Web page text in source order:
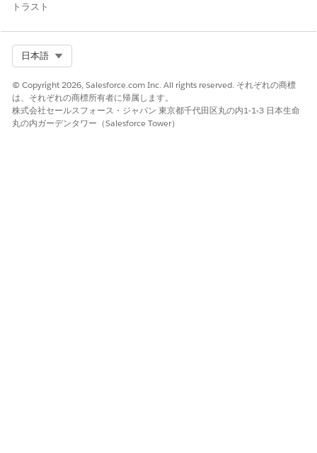
トラスト
日本語
© Copyright 2026, Salesforce.com Inc. All rights reserved. それぞれの商標
は、それぞれの商標所有者に帰属します。
株式会社セールスフォース・ジャパン 東京都千代田区丸の内1-1-3 日本生命
丸の内ガーデンタワー（Salesforce Tower）